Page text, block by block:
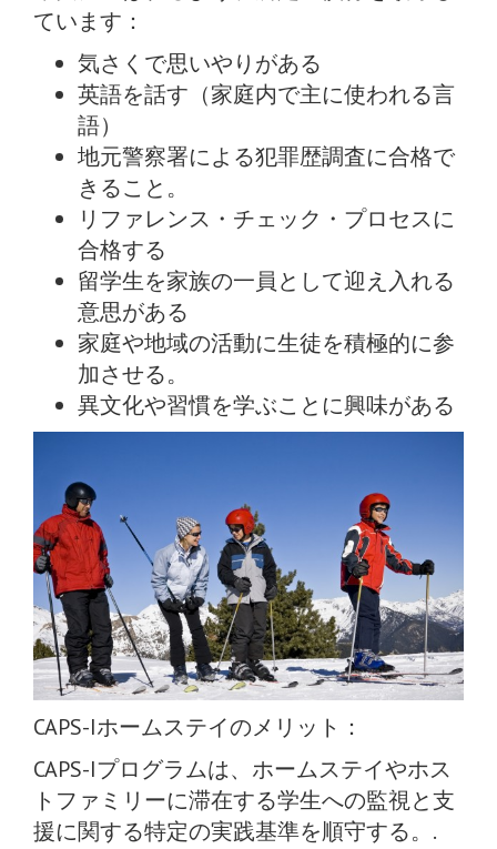
ています：
気さくで思いやりがある
英語を話す（家庭内で主に使われる言
語）
地元警察署による犯罪歴調査に合格で
きること。
リファレンス・チェック・プロセスに
合格する
留学生を家族の一員として迎え入れる
意思がある
家庭や地域の活動に生徒を積極的に参
加させる。
異文化や習慣を学ぶことに興味がある
CAPS-Iホームステイのメリット：
CAPS-Iプログラムは、ホームステイやホス
トファミリーに滞在する学生への監視と支
援に関する特定の実践基準を順守する。.